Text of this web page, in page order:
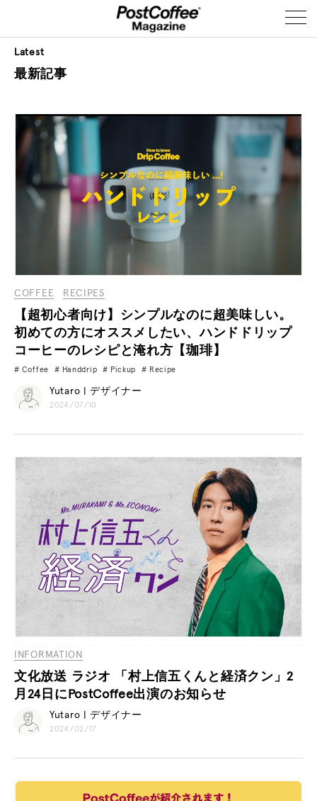
Latest
最新記事
COFFEE RECIPES
【超初心者向け】シンプルなのに超美味しい。
初めての方にオススメしたい、ハンドドリップ
コーヒーのレシピと淹れ方【珈琲】
Coffee Handdrip Pickup Recipe
Yutaro | デザイナー
2024/07/10
INFORMATION
文化放送 ラジオ 「村上信五くんと経済クン」2
月24日にPostCoffee出演のお知らせ
Yutaro | デザイナー
2024/02/17